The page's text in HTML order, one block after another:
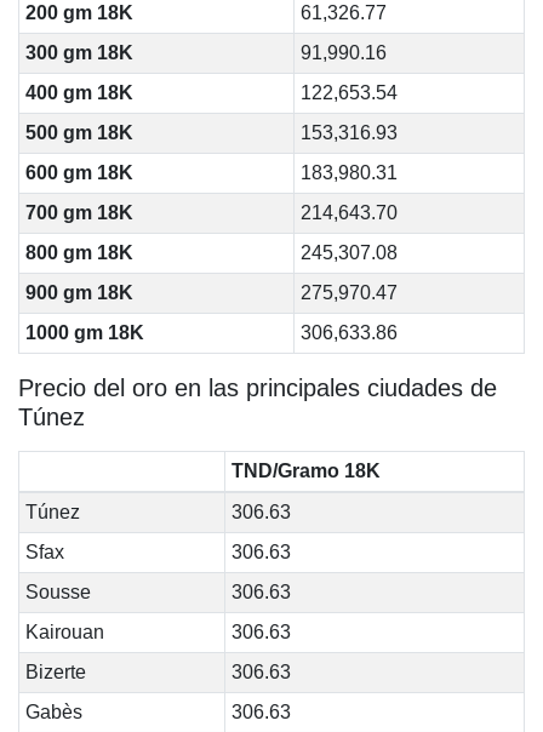
200 gm 18K
61,326.77
300 gm 18K
91,990.16
400 gm 18K
122,653.54
500 gm 18K
153,316.93
600 gm 18K
183,980.31
700 gm 18K
214,643.70
800 gm 18K
245,307.08
900 gm 18K
275,970.47
1000 gm 18K
306,633.86
Precio del oro en las principales ciudades de
Túnez
TND/Gramo 18K
Túnez
306.63
Sfax
306.63
Sousse
306.63
Kairouan
306.63
Bizerte
306.63
Gabès
306.63